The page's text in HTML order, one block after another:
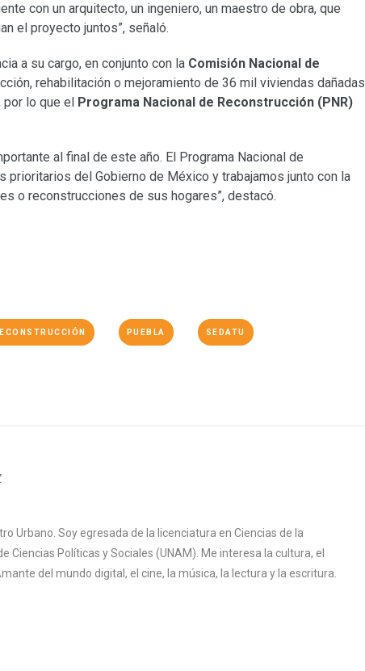
con un arquitecto, un ingeniero, un maestro de obra, que
el proyecto juntos”, señaló.
a su cargo, en conjunto con la Comisión Nacional de
rehabilitación o mejoramiento de 36 mil viviendas dañadas
lo que el
Programa Nacional de Reconstrucción (PNR)
al final de este año. El Programa Nacional de
prioritarios del Gobierno de México y trabajamos junto con la
o reconstrucciones de sus hogares”, destacó.
PUEBLA SEDATU
Urbano. Soy egresada de la licenciatura en Ciencias de la
Ciencias Políticas y Sociales (UNAM). Me interesa la cultura, el
del mundo digital, el cine, la música, la lectura y la escritura.